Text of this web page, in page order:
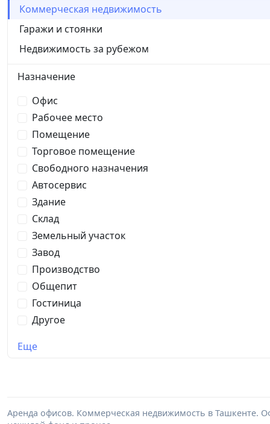
Коммерческая недвижимость
Гаражи и стоянки
Недвижимость за рубежом
Назначение
Офис
Рабочее место
Помещение
Торговое помещение
Свободного назначения
Автосервис
Здание
Склад
Земельный участок
Завод
Производство
Общепит
Гостиница
Другое
Еще
Аренда офисов. Коммерческая недвижимость в Ташкенте.